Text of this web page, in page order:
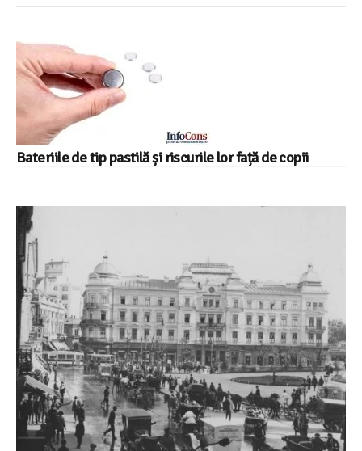
Bateriile de tip pastilă și riscurile lor față de copii